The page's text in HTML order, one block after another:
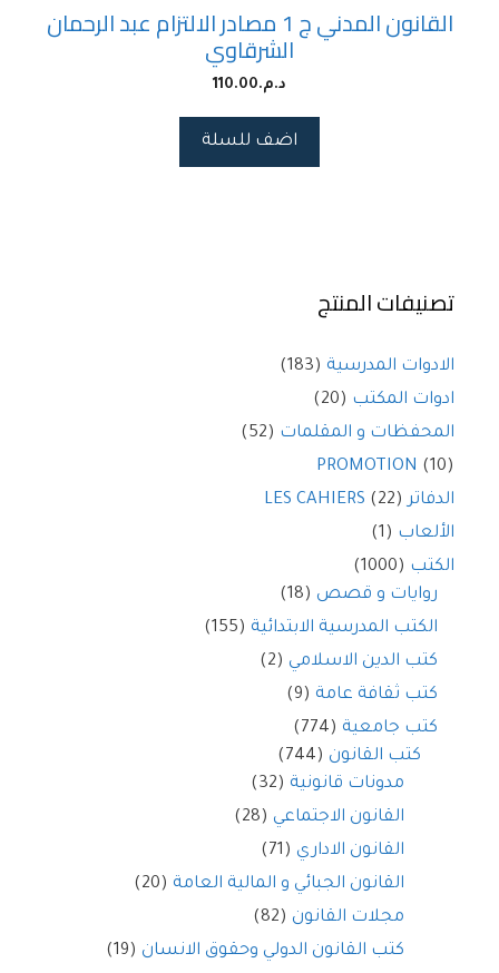
القانون المدني ج 1 مصادر الالتزام عبد الرحمان
الشرقاوي
د.م.110.00
اضف للسلة
تصنيفات المنتج
الادوات المدرسية (183)
ادوات المكتب (20)
المحفظات و المقلمات (52)
PROMOTION (10)
الدفاتر LES CAHIERS (22)
الألعاب (1)
الكتب (1000)
روايات و قصص (18)
الكتب المدرسية الابتدائية (155)
كتب الدين الاسلامي (2)
كتب ثقافة عامة (9)
كتب جامعية (774)
كتب القانون (744)
مدونات قانونية (32)
القانون الاجتماعي (28)
القانون الاداري (71)
القانون الجبائي و المالية العامة (20)
مجلات القانون (82)
كتب القانون الدولي وحقوق الانسان (19)